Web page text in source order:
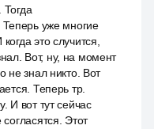
Тогда
уже многие
это случится,
Вот, ну, на момент
не знал никто. Вот
Теперь тр.
И вот тут сейчас
Этот